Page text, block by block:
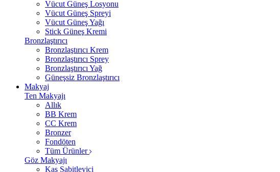
Vücut Güneş Losyonu
Vücut Güneş Spreyi
Vücut Güneş Yağı
Stick Güneş Kremi
Bronzlaştırıcı
Bronzlaştırıcı Krem
Bronzlaştırıcı Sprey
Bronzlaştırıcı Yağ
Güneşsiz Bronzlaştırıcı
Makyaj
Ten Makyajı
Allık
BB Krem
CC Krem
Bronzer
Fondöten
Tüm Ürünler
Göz Makyajı
Kaş Sabitleyici